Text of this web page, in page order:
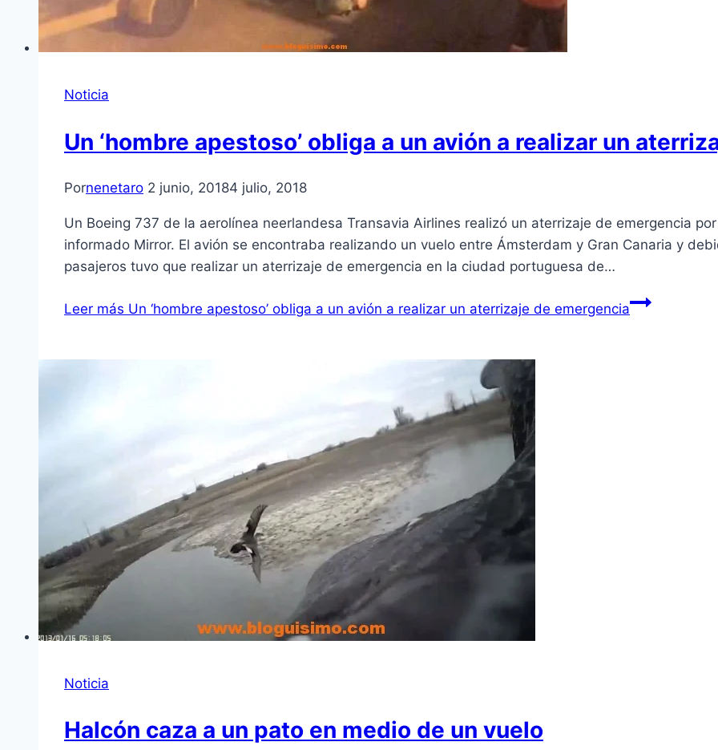
Noticia
Un ‘hombre apestoso’ obliga a un avión a realizar un
Pornenetaro 2 junio, 20184 julio, 2018
Un Boeing 737 de la aerolínea neerlandesa Transavia Airlines realizó un aterrizaje de emergencia por
informado Mirror. El avión se encontraba realizando un vuelo entre Ámsterdam y Gran Canaria y
pasajeros tuvo que realizar un aterrizaje de emergencia en la ciudad portuguesa de…
Leer más Un ‘hombre apestoso’ obliga a un avión a realizar un aterrizaje de emergencia
Noticia
Halcón caza a un pato en medio de un vuelo